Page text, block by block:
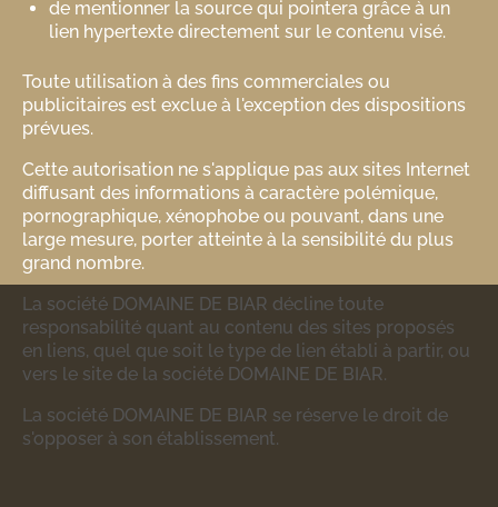
de mentionner la source qui pointera grâce à un
lien hypertexte directement sur le contenu visé.
Toute utilisation à des fins commerciales ou
publicitaires est exclue à l'exception des dispositions
prévues.
Cette autorisation ne s'applique pas aux sites Internet
diffusant des informations à caractère polémique,
pornographique, xénophobe ou pouvant, dans une
large mesure, porter atteinte à la sensibilité du plus
grand nombre.
La société DOMAINE DE BIAR décline toute
responsabilité quant au contenu des sites proposés
en liens, quel que soit le type de lien établi à partir, ou
vers le site de la société DOMAINE DE BIAR.
La société DOMAINE DE BIAR se réserve le droit de
s'opposer à son établissement.